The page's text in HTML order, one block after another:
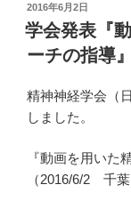
投
稿
日:
2016年6月2日
学会発表『
ーチの指導』
精神神経学会（
しました。
『動画を用いた
（2016/6/2 千